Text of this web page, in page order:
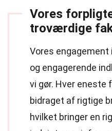
Vores
troværdige
Vores
og engagerende
vi gør. Hver eneste
bidraget af rigtige
hvilket bringer en